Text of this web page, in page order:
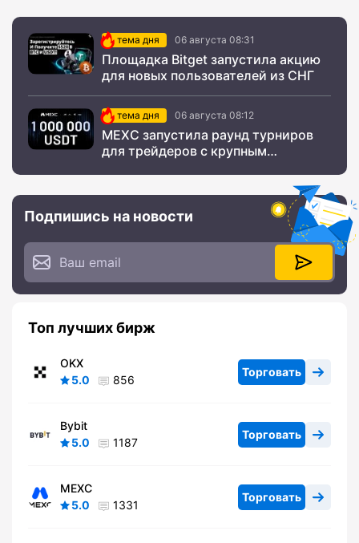
тема дня 06 августа 08:31
Площадка Bitget запустила акцию
для новых пользователей из СНГ
тема дня 06 августа 08:12
MEXC запустила раунд турниров
для трейдеров с крупным
Подпишись на новости
Топ лучших бирж
OKX
5.0
856
Торговать
Bybit
5.0
1187
Торговать
MEXC
5.0
1331
Торговать